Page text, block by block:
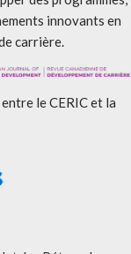
innovants en
carrière.
le CERIC et la